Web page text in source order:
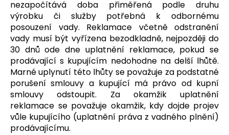
nezapočítává doba přiměřená podle druhu
výrobku či služby potřebná k odbornému
posouzení vady. Reklamace včetně odstranění
vady musí být vyřízena bezodkladně, nejpozději do
30 dnů ode dne uplatnění reklamace, pokud se
prodávající s kupujícím nedohodne na delší lhůtě.
Marné uplynutí této lhůty se považuje za podstatné
porušení smlouvy a kupující má právo od kupní
smlouvy odstoupit. Za okamžik uplatnění
reklamace se považuje okamžik, kdy dojde projev
vůle kupujícího (uplatnění práva z vadného plnění)
prodávajícímu.